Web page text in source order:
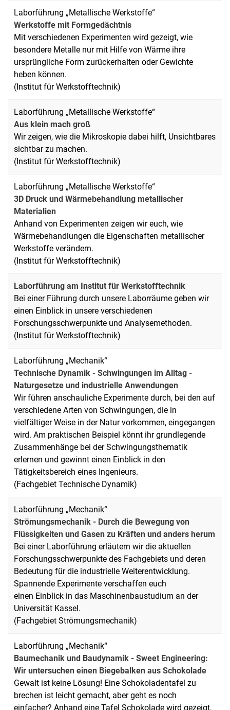
Laborführung „Metallische Werkstoffe“
Werkstoffe mit Formgedächtnis
Mit verschiedenen Experimenten wird gezeigt, wie
besondere Metalle nur mit Hilfe von Wärme ihre
ursprüngliche Form zurückerhalten oder Gewichte
heben können.
(Institut für Werkstofftechnik)
Laborführung „Metallische Werkstoffe“
Aus klein mach groß
Wir zeigen, wie die Mikroskopie dabei hilft, Unsichtbares
sichtbar zu machen.
(Institut für Werkstofftechnik)
Laborführung „Metallische Werkstoffe“
3D Druck und Wärmebehandlung metallischer
Materialien
Anhand von Experimenten zeigen wir euch, wie
Wärmebehandlungen die Eigenschaften metallischer
Werkstoffe verändern.
(Institut für Werkstofftechnik)
Laborführung am Institut für Werkstofftechnik
Bei einer Führung durch unsere Laborräume geben wir
einen Einblick in unsere verschiedenen
Forschungsschwerpunkte und Analysemethoden.
(Institut für Werkstofftechnik)
Laborführung „Mechanik“
Technische Dynamik - Schwingungen im Alltag -
Naturgesetze und industrielle Anwendungen
Wir führen anschauliche Experimente durch, bei den auf
verschiedene Arten von Schwingungen, die in
vielfältiger Weise in der Natur vorkommen, eingegangen
wird. Am praktischen Beispiel könnt ihr grundlegende
Zusammenhänge bei der Schwingungsthematik
erlernen und gewinnt einen Einblick in den
Tätigkeitsbereich eines Ingenieurs.
(Fachgebiet Technische Dynamik)
Laborführung „Mechanik“
Strömungsmechanik - Durch die Bewegung von
Flüssigkeiten und Gasen zu Kräften und anders herum
Bei einer Laborführung erläutern wir die aktuellen
Forschungsschwerpunkte des Fachgebiets und deren
Bedeutung für die industrielle Weiterentwicklung.
Spannende Experimente verschaffen euch
einen Einblick in das Maschinenbaustudium an der
Universität Kassel.
(Fachgebiet Strömungsmechanik)
Laborführung „Mechanik“
Baumechanik und Baudynamik - Sweet Engineering:
Wir untersuchen einen Biegebalken aus Schokolade
Gewalt ist keine Lösung! Eine Schokoladentafel zu
brechen ist leicht gemacht, aber geht es noch
einfacher? Anhand eine Tafel Schokolade wird gezeigt,